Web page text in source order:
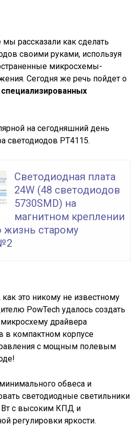
рассказали как сделать
своими руками, используя
микросхемы-
Сегодня же речь пойдет о
специализированных
на сегодняшний день
светодиодов РТ4115.
Светодиодная плата
24W (48 светодиодов
5730SMD) на
магнитном креплении
старому
как это никому не известному
PowTech удалось создать
драйвера
в компактном корпусе
с мощным полевым
обвеса и
светодиодные светильники
с высоким КПД и
регулировки яркости.